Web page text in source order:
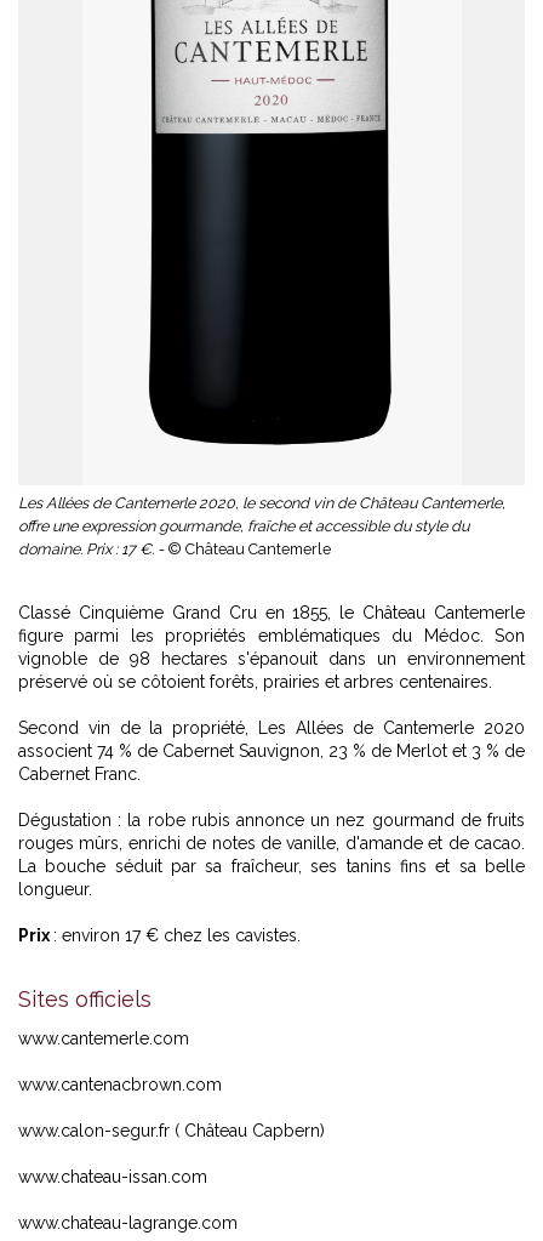
Les Allées de Cantemerle 2020, le second vin de Château Cantemerle,
offre une expression gourmande, fraîche et accessible du style du
domaine. Prix : 17 €. - © Château Cantemerle
Classé Cinquième Grand Cru en 1855, le Château Cantemerle
figure parmi les propriétés emblématiques du Médoc. Son
vignoble de 98 hectares s'épanouit dans un environnement
préservé où se côtoient forêts, prairies et arbres centenaires.
Second vin de la propriété, Les Allées de Cantemerle 2020
associent 74 % de Cabernet Sauvignon, 23 % de Merlot et 3 % de
Cabernet Franc.
Dégustation : la robe rubis annonce un nez gourmand de fruits
rouges mûrs, enrichi de notes de vanille, d'amande et de cacao.
La bouche séduit par sa fraîcheur, ses tanins fins et sa belle
longueur.
Prix : environ 17 € chez les cavistes.
Sites officiels
www.cantemerle.com
www.cantenacbrown.com
www.calon-segur.fr ( Château Capbern)
www.chateau-issan.com
www.chateau-lagrange.com